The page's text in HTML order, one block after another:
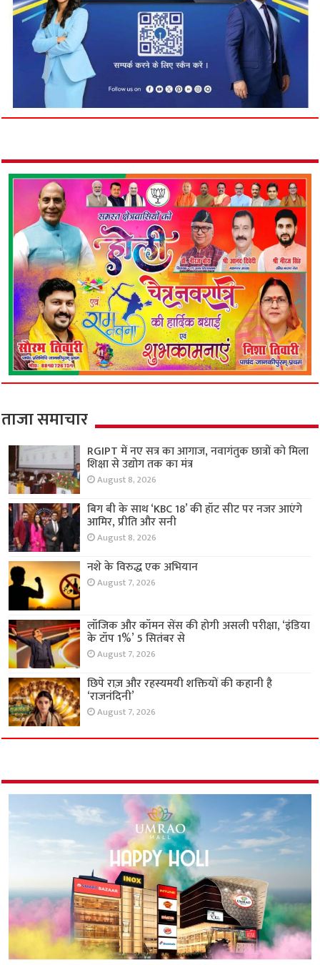
ताजा समाचार
RGIPT में नए सत्र का आगाज, नवागंतुक छात्रों को मिला
शिक्षा से उद्योग तक का मंत्र
August 8, 2026
बिग बी के साथ ‘KBC 18’ की हॉट सीट पर नजर आएंगे
आमिर, प्रीति और सनी
August 8, 2026
नशे के विरुद्ध एक अभियान
August 7, 2026
लॉजिक और कॉमन सेंस की होगी असली परीक्षा, ‘इंडिया
के टॉप 1%’ 5 सितंबर से
August 7, 2026
छिपे राज़ और रहस्यमयी शक्तियों की कहानी है
‘राजनंदिनी’
August 7, 2026